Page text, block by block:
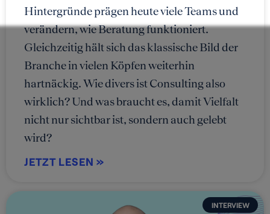
Hintergründe prägen heute viele Teams und
verändern, wie Beratung funktioniert.
Gleichzeitig hält sich das klassische Bild der
Branche in vielen Köpfen weiterhin
hartnäckig. Wie divers ist Consulting also
wirklich? Und was braucht es, damit Vielfalt
nicht nur sichtbar ist, sondern auch gelebt
wird?
JETZT LESEN »
INTERVIEW